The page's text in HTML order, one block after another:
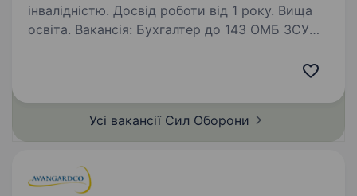
інвалідністю. Досвід роботи від 1 року. Вища
освіта. Вакансія: Бухгалтер до 143 ОМБ ЗСУ
бригада є військовою одиницею оперативного
Збройних сил України. Наша мета —
посилення обороноздатності…
Усі вакансії Сил Оборони